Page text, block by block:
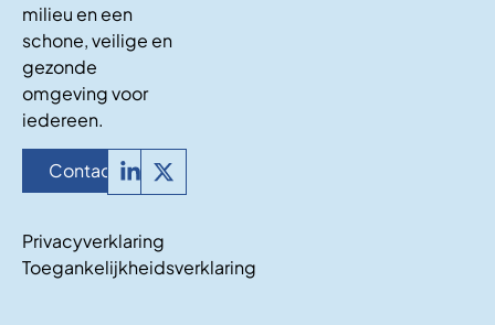
milieu en een
schone, veilige en
gezonde
omgeving voor
iedereen.
Contact
Privacyverklaring
Toegankelijkheidsverklaring